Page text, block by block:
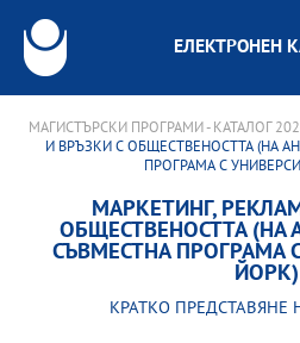
ЕЛЕКТРОНЕН
МАГИСТЪРСКИ ПРОГРАМИ - КАТАЛОГ
И ВРЪЗКИ С ОБЩЕСТВЕНОСТТА (НА
ПРОГРАМА С
МАРКЕТИНГ,
ОБЩЕСТВЕНОСТТА (НА
СЪВМЕСТНА ПРОГРАМА
ЙОРК)
КРАТКО ПРЕДСТАВЯНЕ